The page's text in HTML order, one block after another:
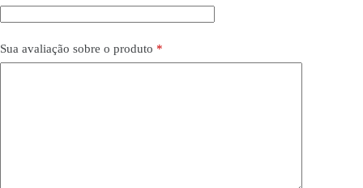
Sua avaliação sobre o produto *